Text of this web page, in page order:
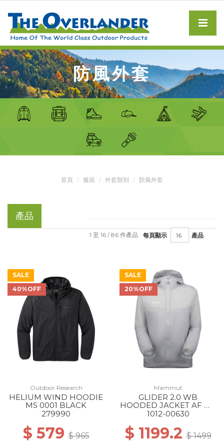
防風外套
首頁 服裝 外套類別 防風外套
產品
每頁顯示 產品
1 至 16 / 86 件產品
SALE
40%OFF
Outdoor Research
HELIUM WIND HOODIE
MS 0001 BLACK
279990
$ 579$ 965
SALE
20%OFF
Mammut
GLIDER 2.0 WB
HOODED JACKET AF MS
00697 PLATINUM
1012-00630
$ 1199.2$ 1499